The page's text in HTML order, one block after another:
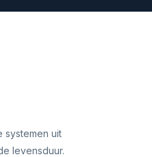
systemen uit
levensduur.